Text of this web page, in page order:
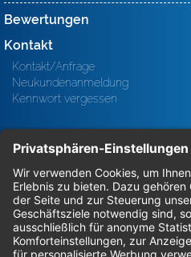
Bewertungen
Kontakt
Kontakt/Anfrage
Neukundenanmeldung
Kennwort vergessen
Bestellungen
Sendung verfolgen